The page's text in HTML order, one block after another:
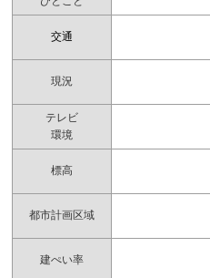
交通
現況
テレビ
環境
標高
都市計画区域
建ぺい率